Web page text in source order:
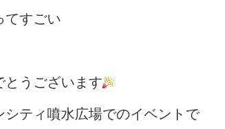
てすごい
とうございます
ティ噴水広場でのイベントで